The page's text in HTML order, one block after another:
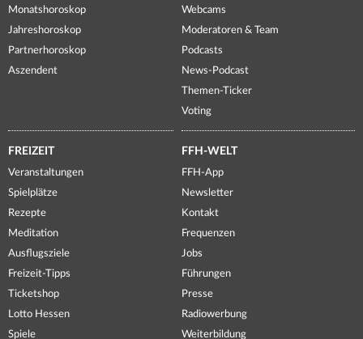
Monatshoroskop
Jahreshoroskop
Partnerhoroskop
Aszendent
Webcams
Moderatoren & Team
Podcasts
News-Podcast
Themen-Ticker
Voting
FREIZEIT
Veranstaltungen
Spielplätze
Rezepte
Meditation
Ausflugsziele
Freizeit-Tipps
Ticketshop
Lotto Hessen
Spiele
FFH-WELT
FFH-App
Newsletter
Kontakt
Frequenzen
Jobs
Führungen
Presse
Radiowerbung
Weiterbildung